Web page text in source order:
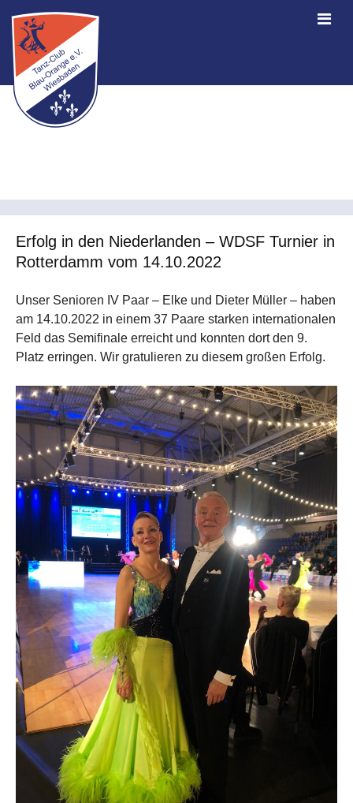
Erfolg in den Niederlanden – WDSF Turnier in
Rotterdamm vom 14.10.2022
Unser Senioren IV Paar – Elke und Dieter Müller – haben
am 14.10.2022 in einem 37 Paare starken internationalen
Feld das Semifinale erreicht und konnten dort den 9.
Platz erringen. Wir gratulieren zu diesem großen Erfolg.